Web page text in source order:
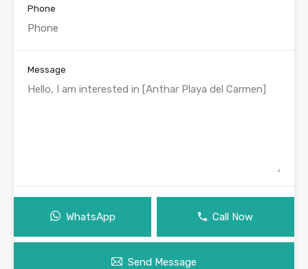
Phone
Message
WhatsApp Call Now
Send Message